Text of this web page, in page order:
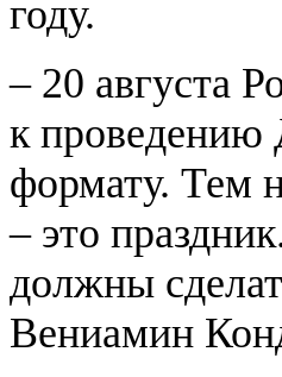
году.
– 20 августа
к
формату. Тем
– это
должны
Вениамин